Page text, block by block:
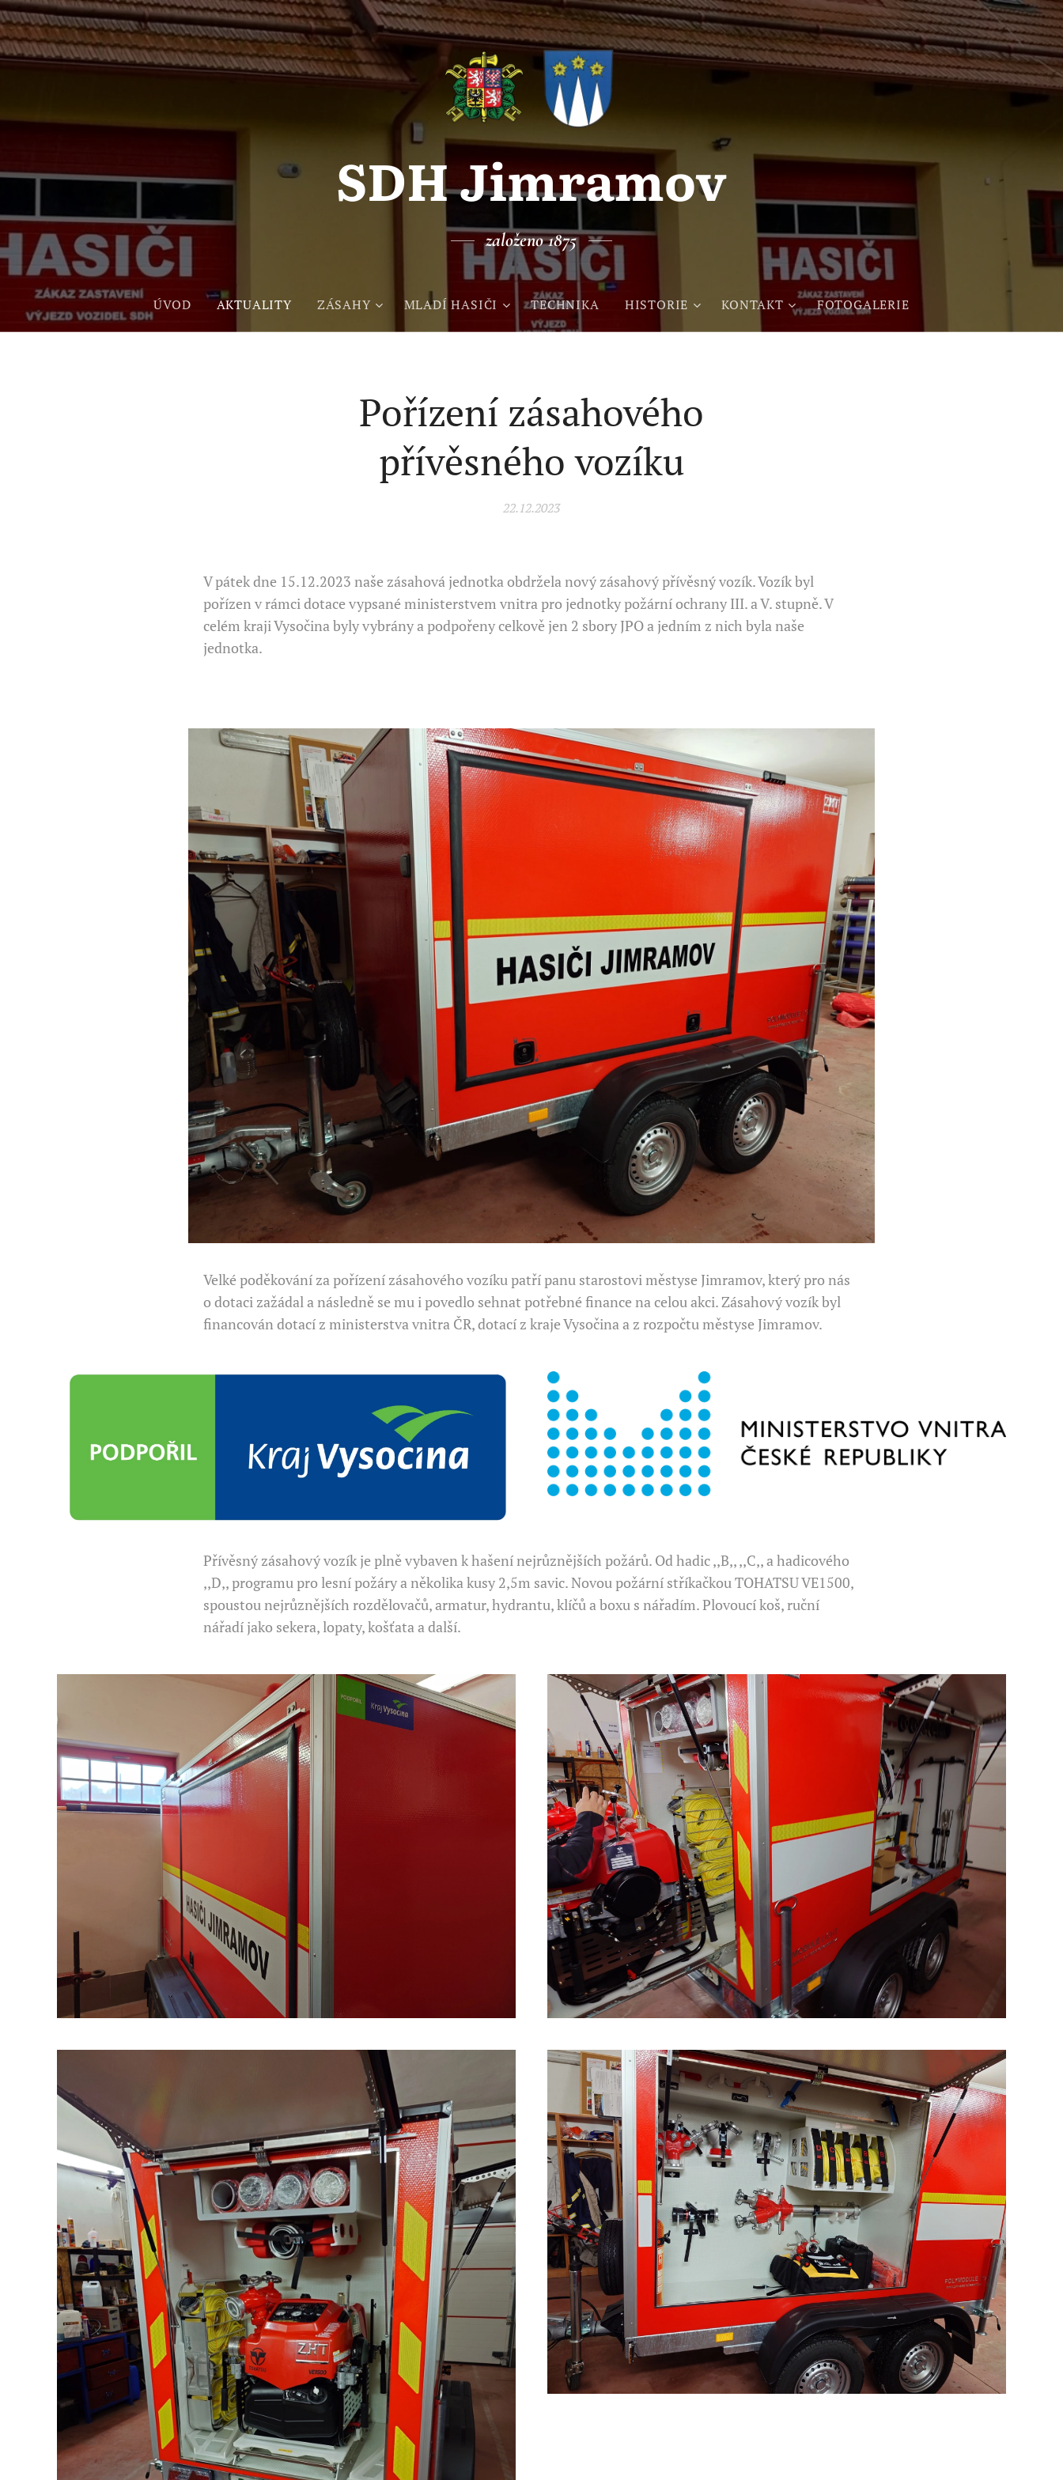
SDH Jimramov
založeno 1875
ÚVOD AKTUALITY ZÁSAHY MLADÍ HASIČI TECHNIKA HISTORIE KONTAKT FOTOGALERIE
Pořízení zásahového
přívěsného vozíku
22.12.2023
V pátek dne 15.12.2023 naše zásahová jednotka obdržela nový zásahový přívěsný vozík. Vozík byl
pořízen v rámci dotace vypsané ministerstvem vnitra pro jednotky požární ochrany III. a V. stupně. V
celém kraji Vysočina byly vybrány a podpořeny celkově jen 2 sbory JPO a jedním z nich byla naše
jednotka.
Velké poděkování za pořízení zásahového vozíku patří panu starostovi městyse Jimramov, který pro nás
o dotaci zažádal a následně se mu i povedlo sehnat potřebné finance na celou akci. Zásahový vozík byl
financován dotací z ministerstva vnitra ČR, dotací z kraje Vysočina a z rozpočtu městyse Jimramov.
Přívěsný zásahový vozík je plně vybaven k hašení nejrůznějších požárů. Od hadic ,,B,, ,,C,, a hadicového
,,D,, programu pro lesní požáry a několika kusy 2,5m savic. Novou požární stříkačkou TOHATSU VE1500,
spoustou nejrůznějších rozdělovačů, armatur, hydrantu, klíčů a boxu s nářadím. Plovoucí koš, ruční
nářadí jako sekera, lopaty, košťata a další.